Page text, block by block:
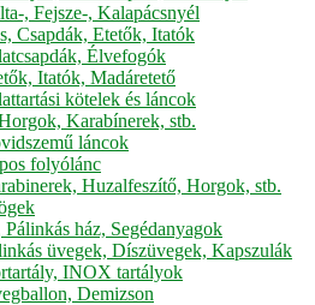
, Fejsze-, Kalapácsnyél
Csapdák, Etetők, Itatók
Élvefogók
Itatók, Madáretető
kötelek és láncok
Karabínerek, stb.
láncok
folyólánc
Huzalfeszítő, Horgok, stb.
Pálinkás ház, Segédanyagok
üvegek, Díszüvegek, Kapszulák
INOX tartályok
Demizson